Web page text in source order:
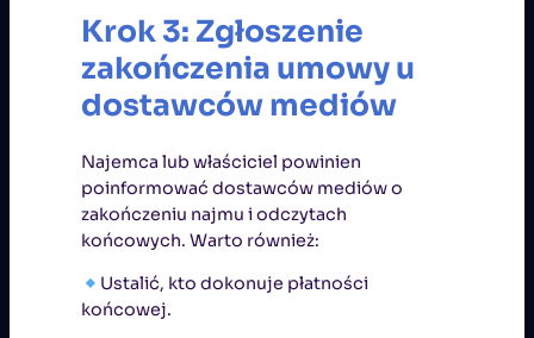
Krok 3: Zgłoszenie
zakończenia umowy u
dostawców mediów
Najemca lub właściciel powinien
poinformować dostawców mediów o
zakończeniu najmu i odczytach
końcowych. Warto również:
Ustalić, kto dokonuje płatności
końcowej.